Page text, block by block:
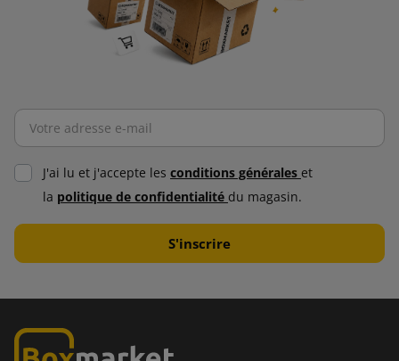
J'ai lu et j'accepte les conditions générales et
la politique de confidentialité du magasin.